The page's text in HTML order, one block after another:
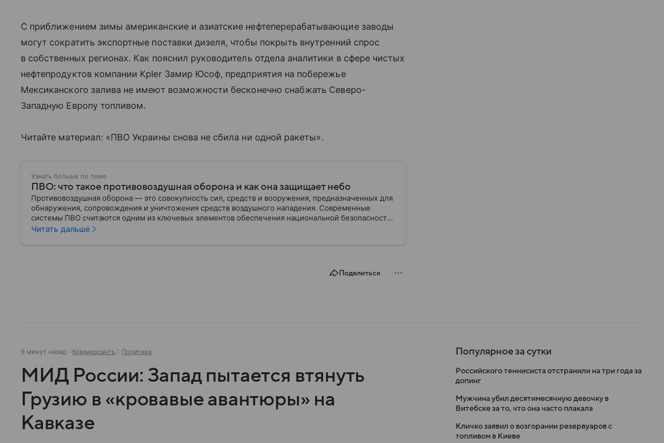
С приближением зимы американские и азиатские нефтеперерабатывающие заводы
могут сократить экспортные поставки дизеля, чтобы покрыть внутренний спрос
в собственных регионах. Как пояснил руководитель отдела аналитики в сфере чистых
нефтепродуктов компании Kpler Замир Юсоф, предприятия на побережье
Мексиканского залива не имеют возможности бесконечно снабжать Северо-
Западную Европу топливом.
Читайте материал: «ПВО Украины снова не сбила ни одной ракеты».
Узнать больше по теме
ПВО: что такое противовоздушная оборона и как она защищает небо
Противовоздушная оборона — это совокупность сил, средств и вооружения, предназначенных для
обнаружения, сопровождения и уничтожения средств воздушного нападения. Современные
системы ПВО считаются одним из ключевых элементов обеспечения национальной безопасности
любого государства: собрали о них главное.
Читать дальше
Поделиться
9 минут назад Коммерсантъ Политика
МИД России: Запад пытается втянуть
Грузию в «кровавые авантюры» на
Кавказе
Популярное за сутки
Российского теннисиста отстранили на три года за
допинг
Мужчина убил десятимесячную девочку в
Витебске за то, что она часто плакала
Кличко заявил о возгорании резервуаров с
топливом в Киеве